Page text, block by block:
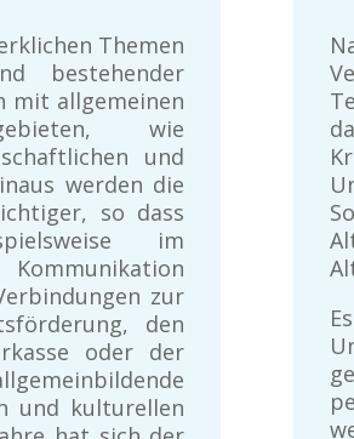
Themen
bestehender
mit allgemeinen
wie
und
werden die
so dass
im
zur
den
oder der
und kulturellen